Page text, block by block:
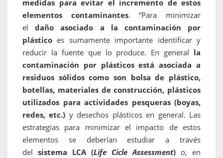
medidas para evitar el incremento de estos
elementos contaminantes. “Para minimizar
eldaño asociado a la contaminación por
plástico es sumamente importante identificar y
reducir la fuente que lo produce. En general la
contaminación por plásticos está asociada a
residuos sólidos como son bolsa de plástico,
botellas, materiales de construcción, plásticos
utilizados para actividades pesqueras (boyas,
redes, etc.) y desechos plásticos en general. Las
estrategias para minimizar el impacto de estos
elementos se deberían estudiar a través
del sistema LCA (Life Cicle Assessment) o, en